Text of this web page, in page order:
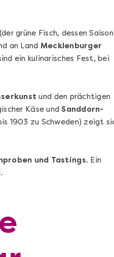
Sushi Selber
Sushi Starter Set: DIY-Box
grüne Fisch, dessen Saison
an Land Mecklenburger
ein kulinarisches Fest, bei
und den prächtigen
Käse undSanddorn-
1903 zu Schweden) zeigt
und Tastings. Ein